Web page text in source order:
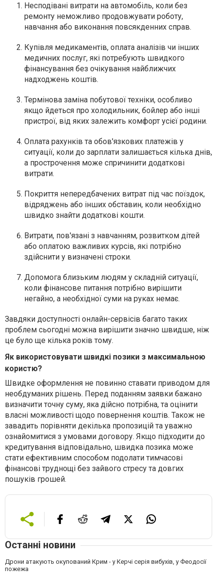
Несподівані витрати на автомобіль, коли без
ремонту неможливо продовжувати роботу,
навчання або виконання повсякденних справ.
Купівля медикаментів, оплата аналізів чи інших
медичних послуг, які потребують швидкого
фінансування без очікування найближчих
надходжень коштів.
Термінова заміна побутової техніки, особливо
якщо йдеться про холодильник, бойлер або інші
пристрої, від яких залежить комфорт усієї родини.
Оплата рахунків та обов'язкових платежів у
ситуації, коли до зарплати залишається кілька днів,
а прострочення може спричинити додаткові
витрати.
Покриття непередбачених витрат під час поїздок,
відряджень або інших обставин, коли необхідно
швидко знайти додаткові кошти.
Витрати, пов'язані з навчанням, розвитком дітей
або оплатою важливих курсів, які потрібно
здійснити у визначені строки.
Допомога близьким людям у складній ситуації,
коли фінансове питання потрібно вирішити
негайно, а необхідної суми на руках немає.
Завдяки доступності онлайн-сервісів багато таких
проблем сьогодні можна вирішити значно швидше, ніж
це було ще кілька років тому.
Як використовувати швидкі позики з максимальною
користю?
Швидке оформлення не повинно ставати приводом для
необдуманих рішень. Перед поданням заявки бажано
визначити точну суму, яка дійсно потрібна, та оцінити
власні можливості щодо повернення коштів. Також не
завадить порівняти декілька пропозицій та уважно
ознайомитися з умовами договору. Якщо підходити до
кредитування відповідально, швидка позика може
стати ефективним способом подолати тимчасові
фінансові труднощі без зайвого стресу та довгих
пошуків грошей.
Останні новини
Дрони атакують окупований Крим - у Керчі серія вибухів, у Феодосії
пожежа